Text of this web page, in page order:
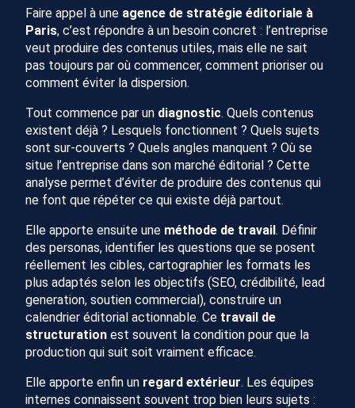
Faire appel à une agence de stratégie éditoriale à
Paris, c’est répondre à un besoin concret : l’entreprise
veut produire des contenus utiles, mais elle ne sait
pas toujours par où commencer, comment prioriser ou
comment éviter la dispersion.
Tout commence par un diagnostic. Quels contenus
existent déjà ? Lesquels fonctionnent ? Quels sujets
sont sur-couverts ? Quels angles manquent ? Où se
situe l’entreprise dans son marché éditorial ? Cette
analyse permet d’éviter de produire des contenus qui
ne font que répéter ce qui existe déjà partout.
Elle apporte ensuite une méthode de travail. Définir
des personas, identifier les questions que se posent
réellement les cibles, cartographier les formats les
plus adaptés selon les objectifs (SEO, crédibilité, lead
generation, soutien commercial), construire un
calendrier éditorial actionnable. Ce travail de
structuration est souvent la condition pour que la
production qui suit soit vraiment efficace.
Elle apporte enfin un regard extérieur. Les équipes
internes connaissent souvent trop bien leurs sujets :